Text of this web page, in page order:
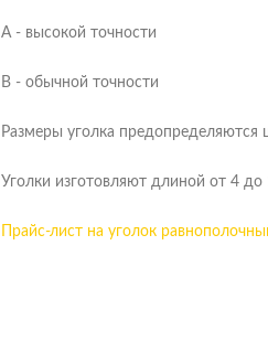
А - высокой точности
В - обычной точности
Размеры уголка
Уголки изготовляют длиной от 4
Прайс-лист на уголок